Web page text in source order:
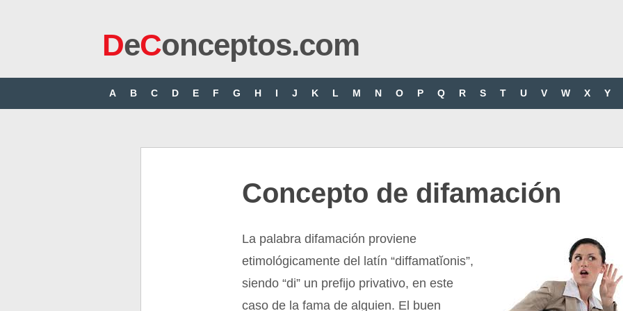
DeConceptos.com
A B C D E F G H I J K L M N O P Q R S T U V W X Y
Concepto de difamación
La palabra difamación proviene
etimológicamente del latín “diffamatĭonis”,
siendo “di” un prefijo privativo, en este
caso de la fama de alguien. El buen